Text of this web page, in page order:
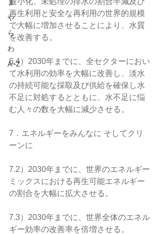
ま
や
ら
わ
A~Z
再生利用と安全な再利用の世界的規模
で大幅に増加させることにより、水質
を改善する。
6.4）2030年までに、全セクターにおい
て水利用の効率を大幅に改善し、淡水
の持続可能な採取及び供給を確保し水
不足に対処するとともに、水不足に悩
む人々の数を大幅に減少させる。
7．エネルギーをみんなに そしてクリ
ーンに
7.2）2030年までに、世界のエネルギー
ミックスにおける再生可能エネルギー
の割合を大幅に拡大させる。
7.3）2030年までに、世界全体のエネル
ギー効率の改善率を倍増させる。